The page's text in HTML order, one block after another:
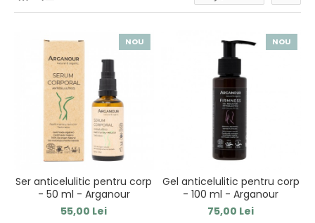
NOU
Ser anticelulitic pentru corp
- 50 ml - Arganour
55,00 Lei
NOU
Gel anticelulitic pentru corp
- 100 ml - Arganour
75,00 Lei